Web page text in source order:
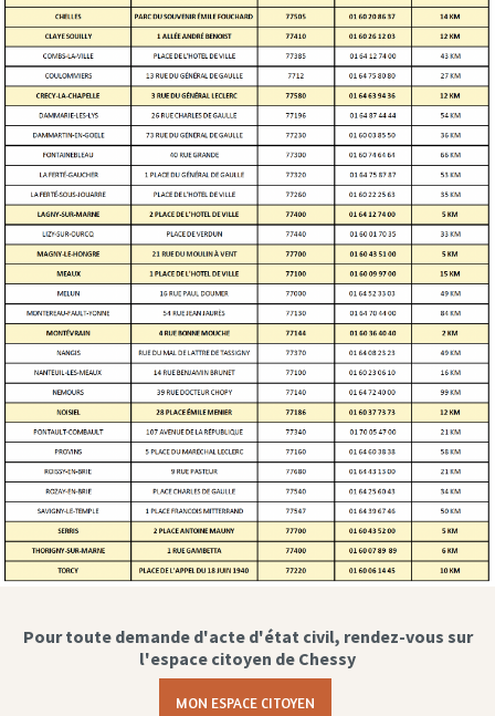
Pour toute demande d'acte d'état civil, rendez-vous sur
l'espace citoyen de Chessy
MON ESPACE CITOYEN